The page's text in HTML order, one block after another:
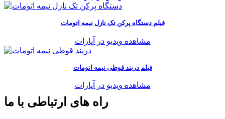
فیلم دستگاه پرکن تک نازل نیمه اتومات
مشاهده ویدیو در آپارات
فیلم دربند قوطی نيمه اتومات
مشاهده ویدیو در آپارات
راه های ارتباطی با ما